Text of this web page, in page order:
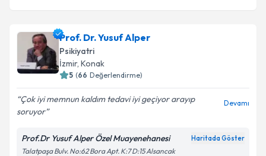
Prof. Dr. Yusuf Alper
Psikiyatri
İzmir, Konak
5 (66 Değerlendirme)
Çok iyi memnun kaldım tedavi iyi geçiyor arayıp
soruyor
Devamı
Prof.Dr Yusuf Alper Özel Muayenehanesi Haritada Göster
Talatpaşa Bulv. No:62 Bora Apt. K:7 D:15 Alsancak